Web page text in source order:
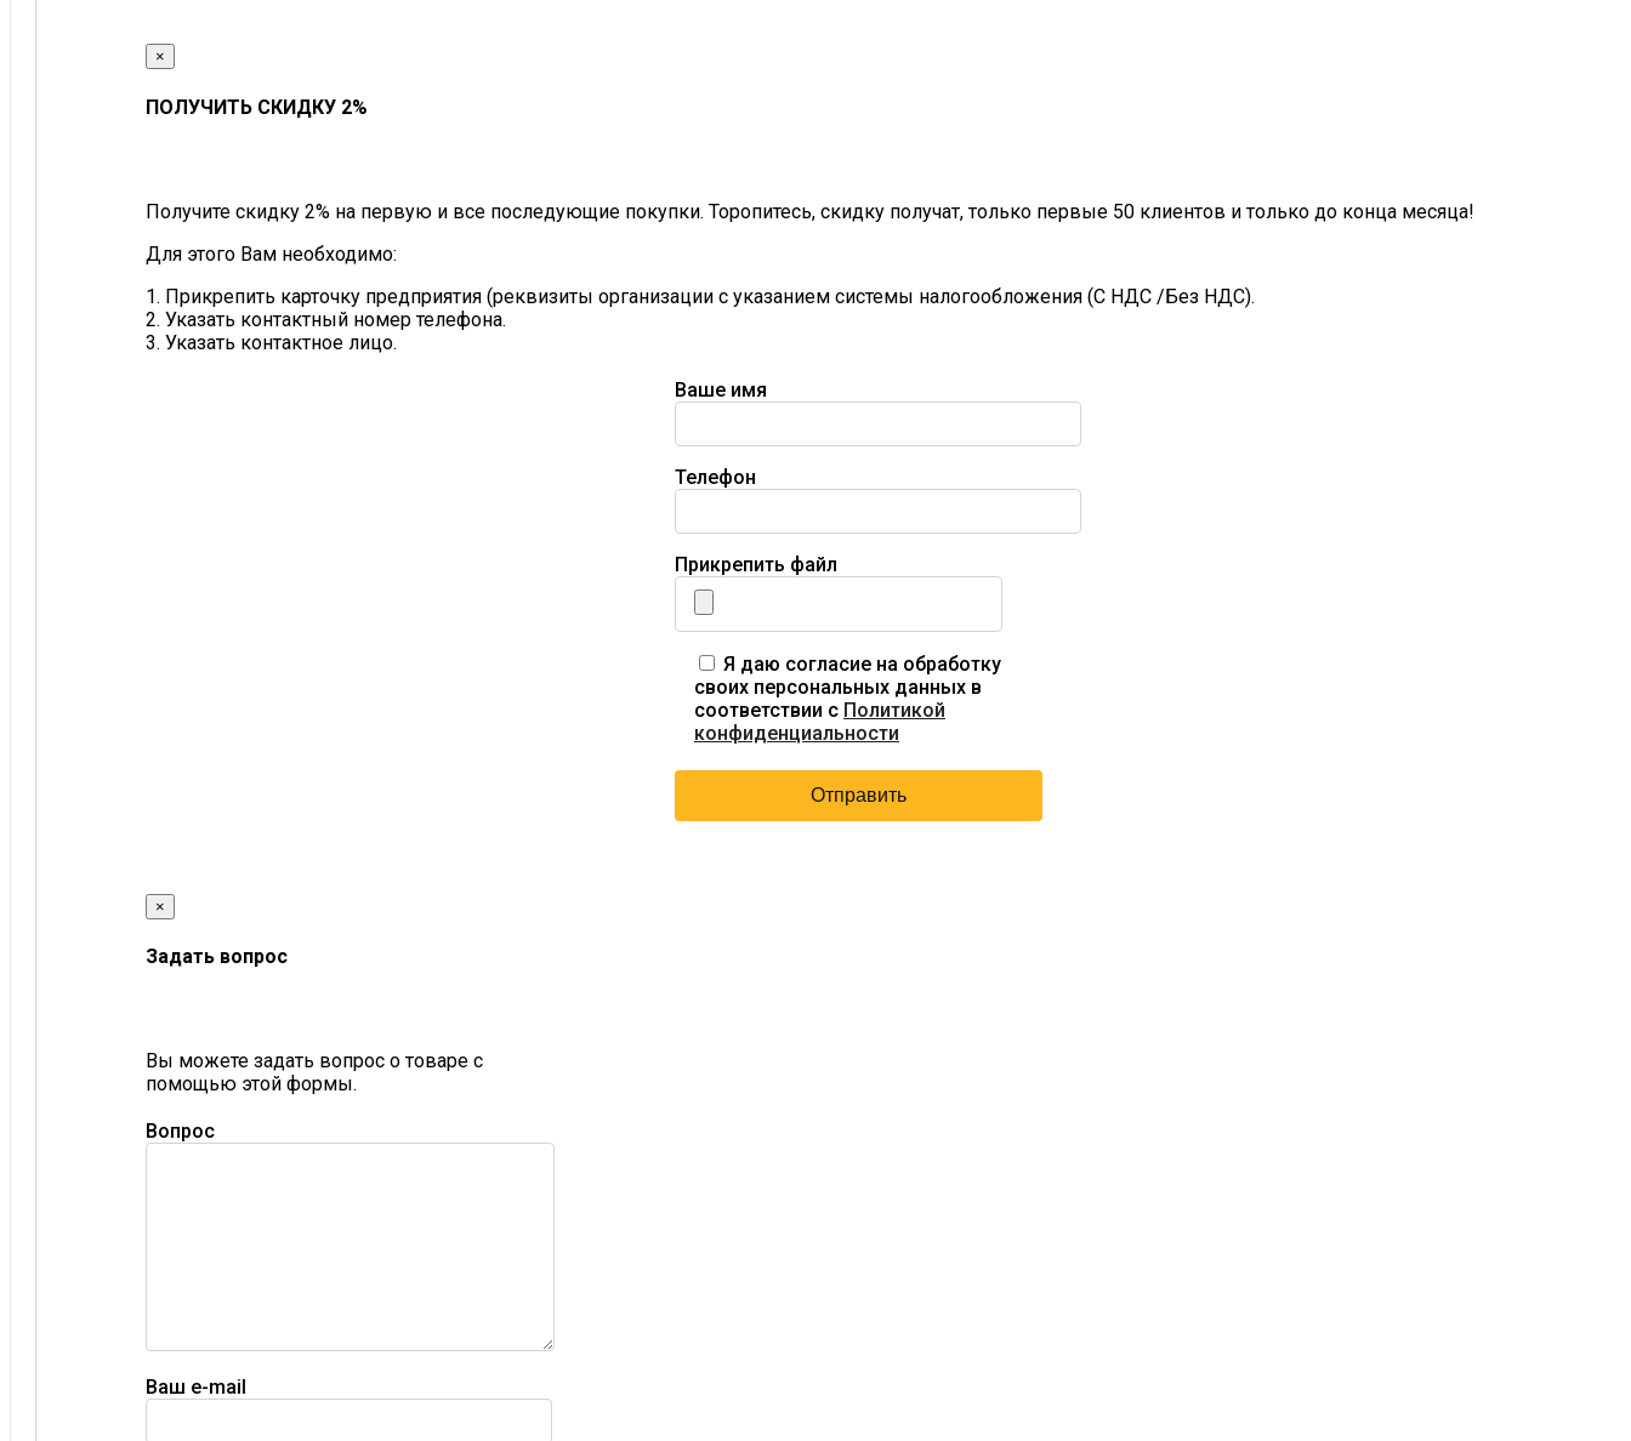
×
ПОЛУЧИТЬ СКИДКУ 2%
Получите скидку 2% на первую и все последующие покупки. Торопитесь, скидку получат, только первые 50 клиентов и только до конца месяца!
Для этого Вам необходимо:
1. Прикрепить карточку предприятия (реквизиты организации с указанием системы налогообложения (С НДС /Без НДС).
2. Указать контактный номер телефона.
3. Указать контактное лицо.
Ваше имя
Телефон
Прикрепить файл
Я даю согласие на обработку
своих персональных данных в
соответствии с Политикой
конфиденциальности
×
Задать вопрос
Вы можете задать вопрос о товаре с
помощью этой формы.
Вопрос
Ваш e-mail